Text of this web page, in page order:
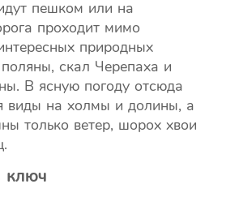
пешком или на
проходит мимо
природных
скал Черепаха и
В ясную погоду отсюда
виды на холмы и долины, а
только ветер, шорох хвои